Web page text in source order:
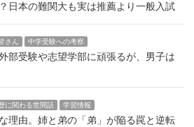
日本の難関大も実は推薦より一般入試
さん 中学受験への考察
部受験や志望学部に頑張るが、男子は
に関わる世間話 学習情報
理由。姉と弟の「弟」が陥る罠と逆転